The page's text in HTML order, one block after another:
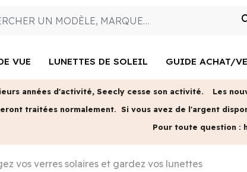
VUE LUNETTES DE SOLEIL GUIDE ACHAT/
années d'activité, Seecly cesse son activité.
Les
traitées normalement. Si vous avez de l'argent
Pour toute question :
vos verres solaires et gardez vos lunettes